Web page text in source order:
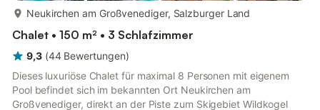
mehr...
Neukirchen am Großvenediger, Salzburger Land
Chalet • 150 m² • 3 Schlafzimmer
9,3 (44 Bewertungen)
Dieses luxuriöse Chalet für maximal 8 Personen mit eigenem
Pool befindet sich im bekannten Ort Neukirchen am
Großvenediger, direkt an der Piste zum Skigebiet Wildkogel